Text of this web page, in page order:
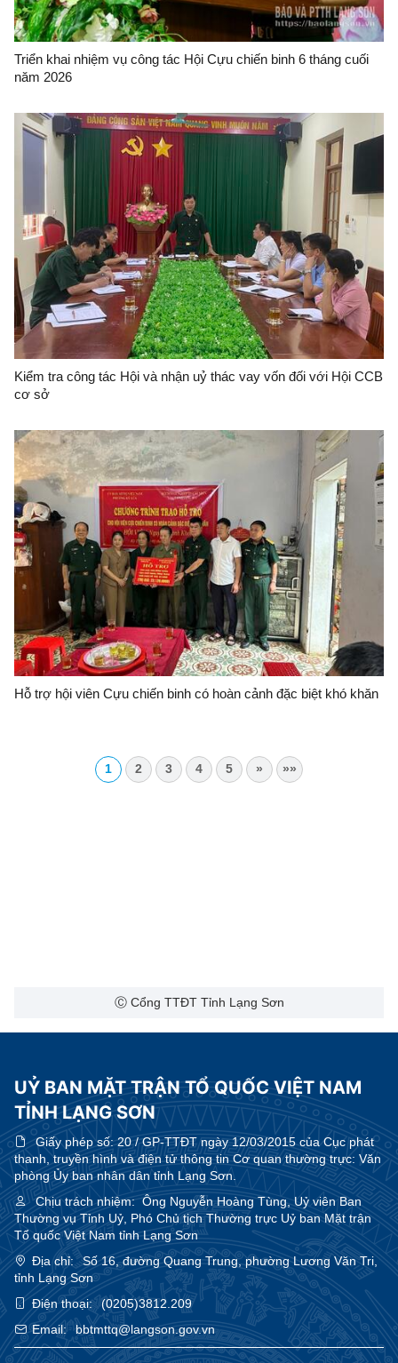
Triển khai nhiệm vụ công tác Hội Cựu chiến binh 6 tháng cuối
năm 2026
Kiểm tra công tác Hội và nhận uỷ thác vay vốn đối với Hội CCB
cơ sở
Hỗ trợ hội viên Cựu chiến binh có hoàn cảnh đặc biệt khó khăn
1 2 3 4 5 » »»
Ⓒ Cổng TTĐT Tỉnh Lạng Sơn
UỶ BAN MẶT TRẬN TỔ QUỐC VIỆT NAM
TỈNH LẠNG SƠN
Giấy phép số:20 / GP-TTĐT ngày 12/03/2015 của Cục phát
thanh, truyền hình và điện tử thông tin Cơ quan thường trực: Văn
phòng Ủy ban nhân dân tỉnh Lạng Sơn.
Chịu trách nhiệm:Ông Nguyễn Hoàng Tùng, Uỷ viên Ban
Thường vụ Tỉnh Uỷ, Phó Chủ tịch Thường trực Uỷ ban Mặt trận
Tổ quốc Việt Nam tỉnh Lạng Sơn
Địa chỉ:
Số 16, đường Quang Trung, phường Lương Văn Tri,
tỉnh Lạng Sơn
Điện thoại:
(0205)3812.209
Email:
bbtmttq@langson.gov.vn